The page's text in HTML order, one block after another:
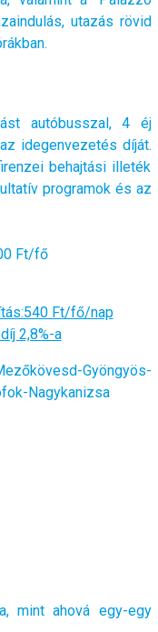
utazás rövid
autóbusszal, 4 éj
idegenvezetés díját.
behajtási illeték
programok és az
Ft/fő
Ft/fő/nap
2,8%-a
Gyöngyös-
Nagykanizsa
mint ahová egy-egy